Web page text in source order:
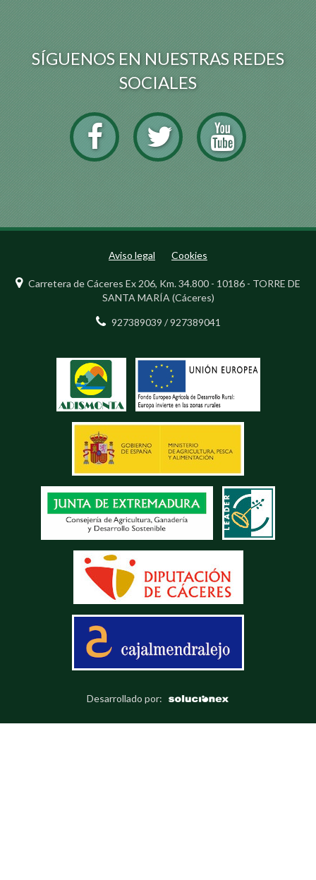
SÍGUENOS EN NUESTRAS REDES
SOCIALES
Aviso legal Cookies
Carretera de Cáceres Ex 206, Km. 34.800 - 10186 - TORRE DE
SANTA MARÍA (Cáceres)
927389039 / 927389041
Desarrollado por: